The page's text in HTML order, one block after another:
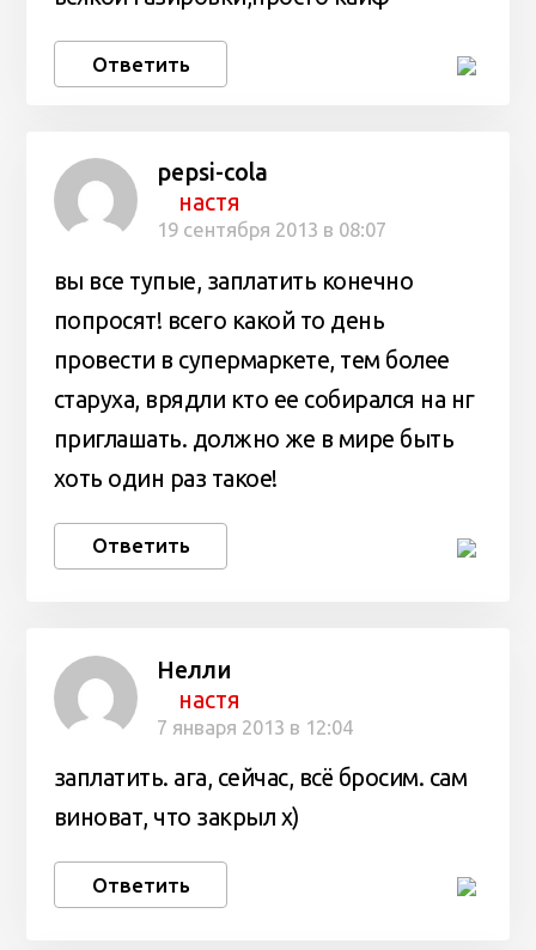
Ответить
pepsi-cola
настя
19 сентября 2013 в 08:07
вы все тупые, заплатить конечно
попросят! всего какой то день
провести в супермаркете, тем более
старуха, врядли кто ее собирался на нг
приглашать. должно же в мире быть
хоть один раз такое!
Ответить
Нелли
настя
7 января 2013 в 12:04
заплатить. ага, сейчас, всё бросим. сам
виноват, что закрыл х)
Ответить